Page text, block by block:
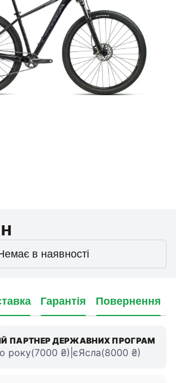
в наявності
Гарантія Повернення
ПАРТНЕР ДЕРЖАВНИХ ПРОГРАМ
року(7000 ₴)|єЯсла(8000 ₴)